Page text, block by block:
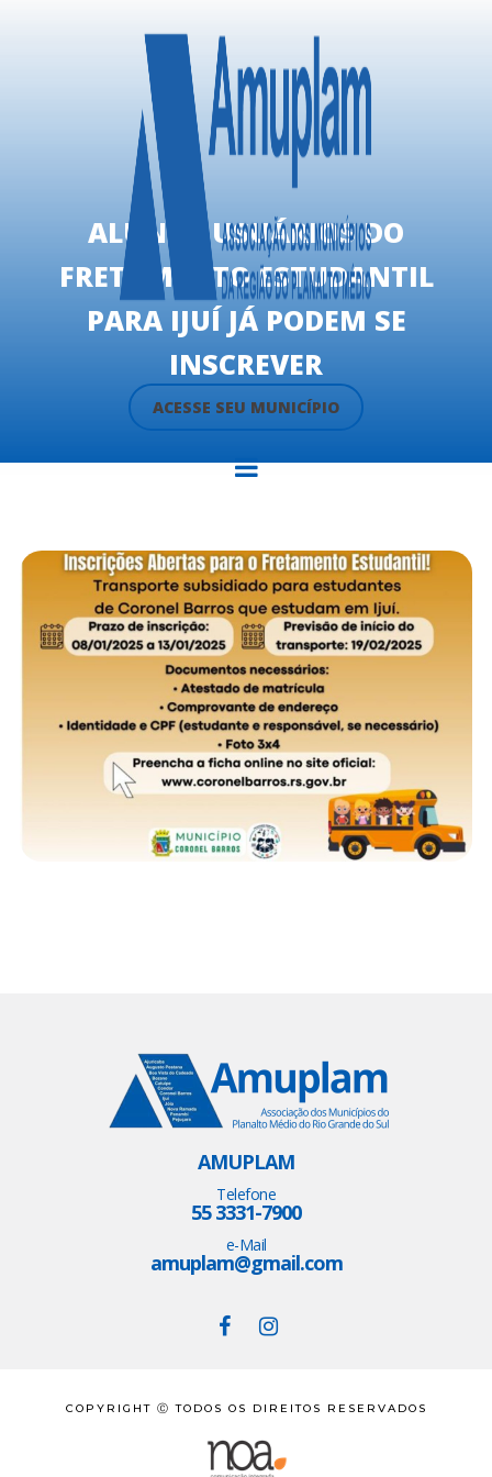
ACESSE SEU MUNICÍPIO
ALUNOS USUÁRIOS DO
FRETAMENTO ESTUDANTIL
PARA IJUÍ JÁ PODEM SE
INSCREVER
AMUPLAM
Telefone
55 3331-7900
e-Mail
amuplam@gmail.com
COPYRIGHT Ⓒ TODOS OS DIREITOS RESERVADOS